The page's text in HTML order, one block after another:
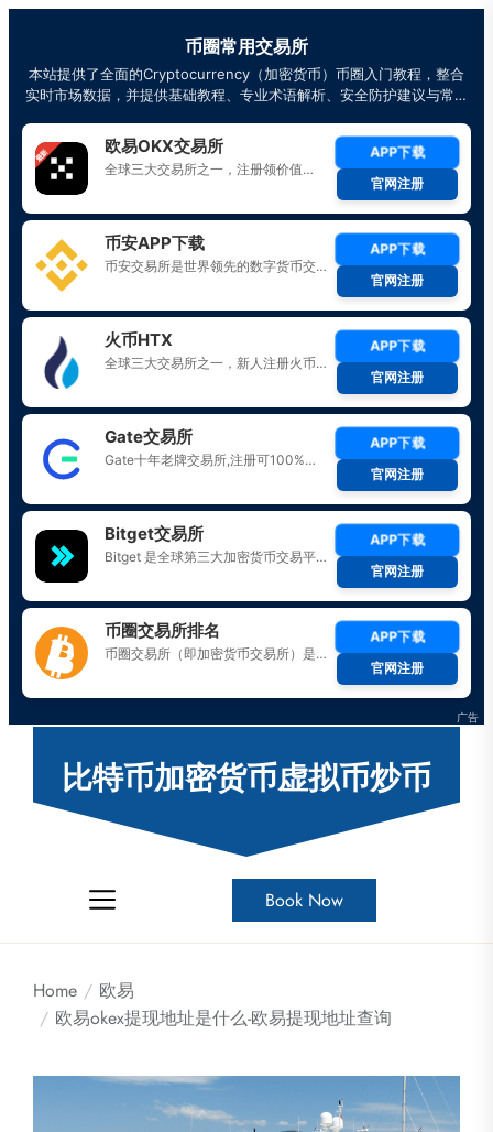
比特币加密货币虚拟币炒币
Book Now
Home
欧易
欧易okex提现地址是什么-欧易提现地址查询